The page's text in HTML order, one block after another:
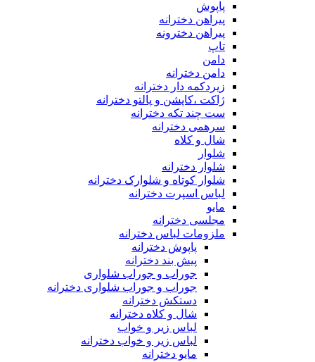
پاپوش
پیراهن دخترانه
پیراهن دخترونه
تاپ
دامن
دامن دخترانه
زیردکمه دار دخترانه
ژاکت ،کاپشن و پالتو دخترانه
ست چند تکه دخترانه
سرهمی دخترانه
شال و کلاه
شلوار
شلوار دخترانه
شلوار کوتاه و شلوارک دخترانه
لباس اسپرت دخترانه
مایو
مجلسی دخترانه
ملزومات لباس دخترانه
پاپوش دخترانه
پیش بند دخترانه
جوراب و جوراب شلواری
جوراب و جوراب شلواری دخترانه
دستکش دخترانه
شال و کلاه دخترانه
لباس زیر و خواب
لباس زیر و خواب دخترانه
مایو دخترانه